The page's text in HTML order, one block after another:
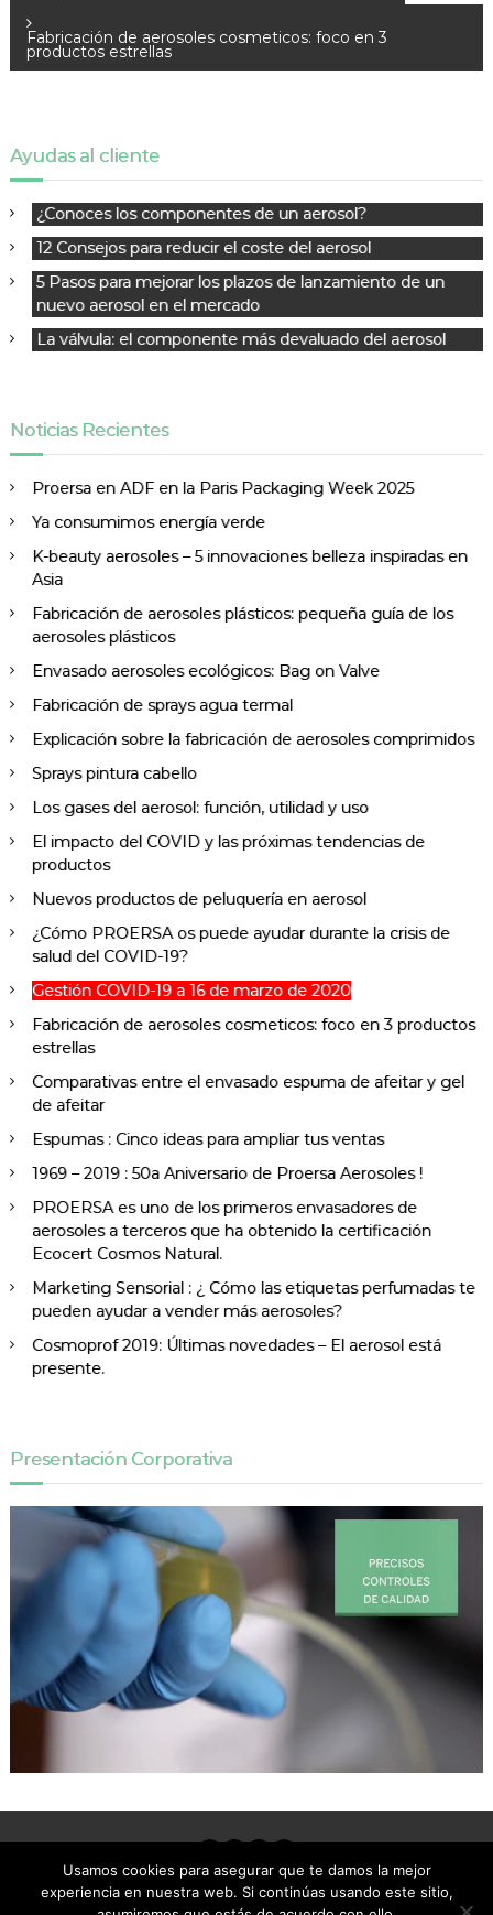
i
n
d
t
d
a
s
Fabricación de aerosoles cosmeticos: foco en 3
productos estrellas
Ayudas al cliente
¿Conoces los componentes de un aerosol?
12 Consejos para reducir el coste del aerosol
5 Pasos para mejorar los plazos de lanzamiento de un
nuevo aerosol en el mercado
La válvula: el componente más devaluado del aerosol
Noticias Recientes
Proersa en ADF en la Paris Packaging Week 2025
Ya consumimos energía verde
K-beauty aerosoles – 5 innovaciones belleza inspiradas en
Asia
Fabricación de aerosoles plásticos: pequeña guía de los
aerosoles plásticos
Envasado aerosoles ecológicos: Bag on Valve
Fabricación de sprays agua termal
Explicación sobre la fabricación de aerosoles comprimidos
Sprays pintura cabello
Los gases del aerosol: función, utilidad y uso
El impacto del COVID y las próximas tendencias de
productos
Nuevos productos de peluquería en aerosol
¿Cómo PROERSA os puede ayudar durante la crisis de
salud del COVID-19?
Gestión COVID-19 a 16 de marzo de 2020
Fabricación de aerosoles cosmeticos: foco en 3 productos
estrellas
Comparativas entre el envasado espuma de afeitar y gel
de afeitar
Espumas : Cinco ideas para ampliar tus ventas
1969 – 2019 : 50a Aniversario de Proersa Aerosoles !
PROERSA es uno de los primeros envasadores de
aerosoles a terceros que ha obtenido la certificación
Ecocert Cosmos Natural.
Marketing Sensorial : ¿ Cómo las etiquetas perfumadas te
pueden ayudar a vender más aerosoles?
Cosmoprof 2019: Últimas novedades – El aerosol está
presente.
Presentación Corporativa
-->
© Proersa Aerosoles S.A.U. Todos los derechos
Usamos cookies para asegurar que te damos la mejor
experiencia en nuestra web. Si continúas usando este sitio,